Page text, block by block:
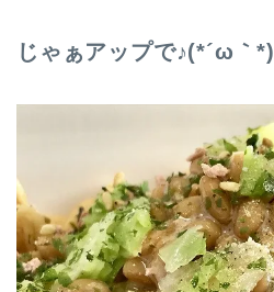
じゃぁアップで♪(*´ω｀*)